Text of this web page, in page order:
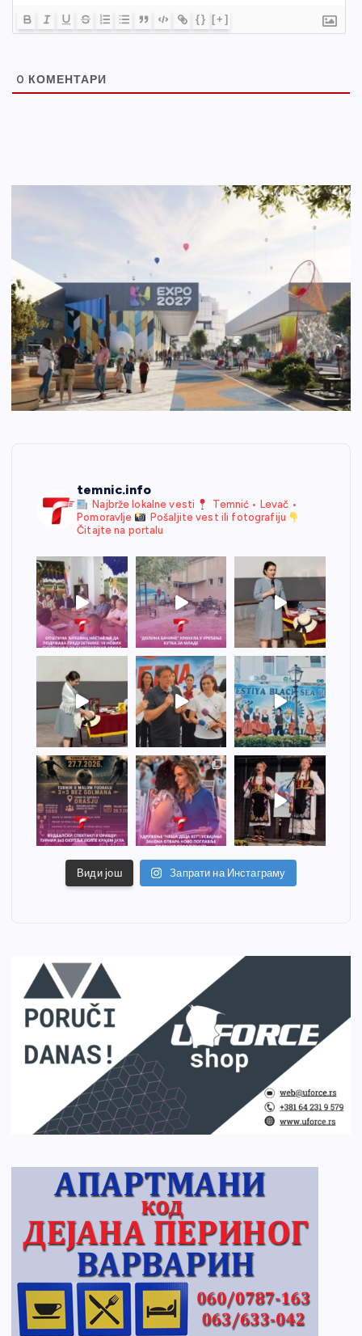
{} [+]
0 КОМЕНТАРИ
temnic.info
Najbrže lokalne vesti
Temnić • Levač •
Pomoravlje
Pošaljite vest ili fotografiju
Čitajte na portalu
Види још Запрати на Инстаграму